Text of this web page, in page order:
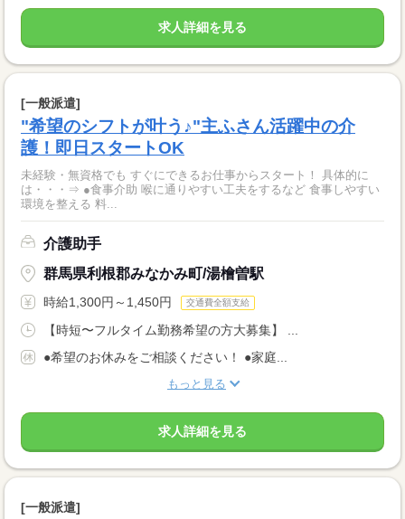
求人詳細を見る
[一般派遣]
"希望のシフトが叶う♪"主ふさん活躍中の介
護！即日スタートOK
未経験・無資格でも すぐにできるお仕事からスタート！ 具体的に
は・・・⇒ ●食事介助 喉に通りやすい工夫をするなど 食事しやすい
環境を整える 料...
介護助手
群馬県利根郡みなかみ町/湯檜曽駅
時給1,300円～1,450円 交通費全額支給
【時短〜フルタイム勤務希望の方大募集】 ...
●希望のお休みをご相談ください！ ●家庭...
もっと見る
求人詳細を見る
[一般派遣]